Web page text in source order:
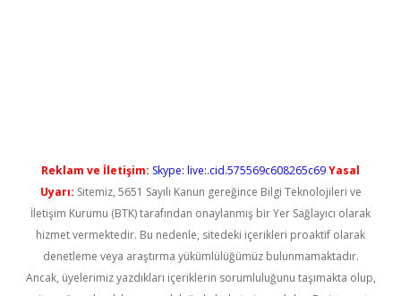
Reklam ve İletişim: Skype: live:.cid.575569c608265c69Yasal
Uyarı: Sitemiz, 5651 Sayılı Kanun gereğince Bilgi Teknolojileri ve
İletişim Kurumu (BTK) tarafından onaylanmış bir Yer Sağlayıcı olarak
hizmet vermektedir. Bu nedenle, sitedeki içerikleri proaktif olarak
denetleme veya araştırma yükümlülüğümüz bulunmamaktadır.
Ancak, üyelerimiz yazdıkları içeriklerin sorumluluğunu taşımakta olup,